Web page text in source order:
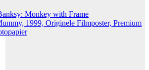
Monkey with Frame
1999, Originele Filmposter, Premium